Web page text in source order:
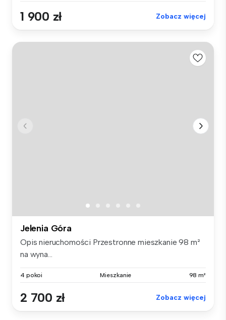
1 900 zł Zobacz więcej
Jelenia Góra
Opis nieruchomości Przestronne mieszkanie 98 m²
na wyna...
4 pokoi Mieszkanie 98 m²
2 700 zł Zobacz więcej